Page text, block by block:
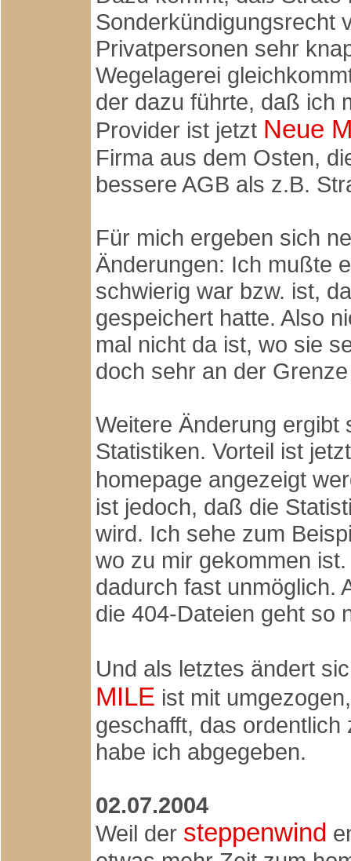
Sonderkündigungsrecht
Privatpersonen sehr
Wegelagerei
der dazu führte, daß ich
Provider ist jetzt Neue
Firma aus dem Osten,
bessere AGB als z.B.
Für mich ergeben sich
Änderungen: Ich mußte
schwierig war bzw. ist,
gespeichert hatte. Also
mal nicht da ist, wo sie
doch sehr an der
Weitere Änderung ergibt
Statistiken. Vorteil ist
homepage angezeigt
ist jedoch, daß die
wird. Ich sehe zum
wo zu mir gekommen
dadurch fast unmöglich.
die 404-Dateien geht so
Und als letztes ändert
MILE ist mit
geschafft, das
habe ich abgegeben.
02.07.2004
Weil der steppenwind